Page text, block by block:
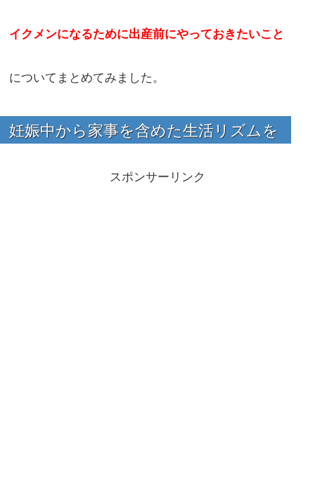
イクメンになるために出産前にやっておきたいこと
についてまとめてみました。
妊娠中から家事を含めた生活リズムを
スポンサーリンク